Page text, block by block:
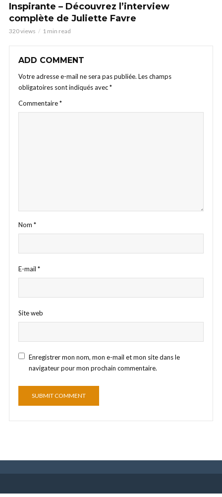
Inspirante – Découvrez l’interview
complète de Juliette Favre
320 views 1 min read
ADD COMMENT
Votre adresse e-mail ne sera pas publiée. Les champs
obligatoires sont indiqués avec*
Commentaire*
Nom *
E-mail *
Site web
Enregistrer mon nom, mon e-mail et mon site dans le
navigateur pour mon prochain commentaire.